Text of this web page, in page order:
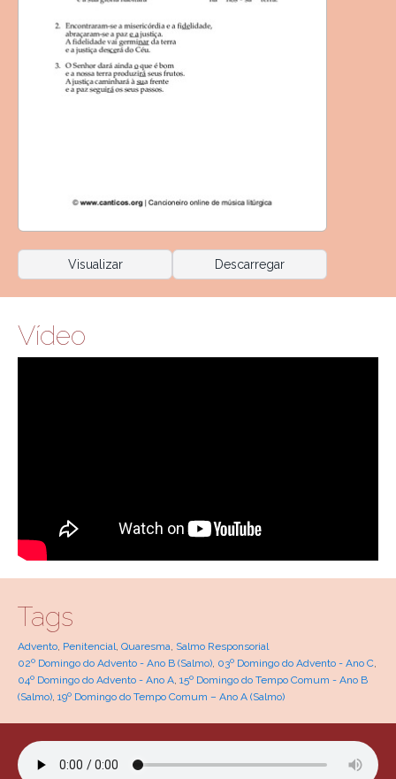
Visualizar Descarregar
Vídeo
Tags
Advento Penitencial Quaresma Salmo Responsorial
02º Domingo do Advento - Ano B (Salmo) 03º Domingo do Advento - Ano C
04º Domingo do Advento - Ano A 15º Domingo do Tempo Comum - Ano B
(Salmo) 19º Domingo do Tempo Comum – Ano A (Salmo)